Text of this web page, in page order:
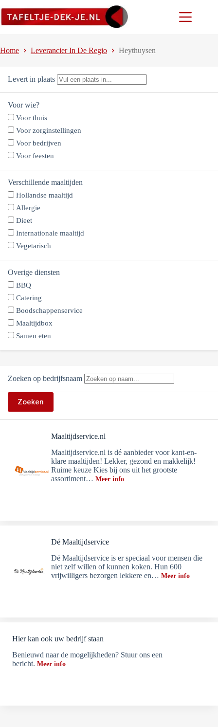
naar
Home Leverancier In De Regio Heythuysen
Levert in plaats
Voor wie?
Voor thuis
Voor zorginstellingen
Voor bedrijven
Voor feesten
Verschillende maaltijden
Hollandse maaltijd
Allergie
Dieet
Internationale maaltijd
Vegetarisch
Overige diensten
BBQ
Catering
Boodschappenservice
Maaltijdbox
Samen eten
Zoeken op bedrijfsnaam
Zoeken
Maaltijdservice.nl
Maaltijdservice.nl is dé aanbieder voor kant-en-
klare maaltijden! Lekker, gezond en makkelijk!
Ruime keuze Kies bij ons uit het grootste
assortiment… Meer info
Dé Maaltijdservice
Dé Maaltijdservice is er speciaal voor mensen die
niet zelf willen of kunnen koken. Hun 600
vrijwilligers bezorgen lekkere en… Meer info
Hier kan ook uw bedrijf staan
Benieuwd naar de mogelijkheden? Stuur ons een
bericht. Meer info